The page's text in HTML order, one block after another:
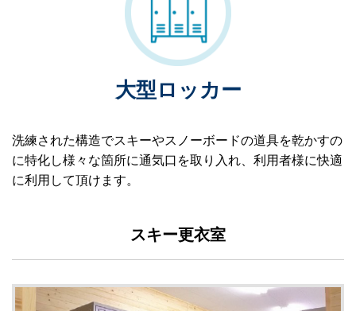
大型ロッカー
洗練された構造でスキーやスノーボードの道具を乾かすの
に特化し様々な箇所に通気口を取り入れ、利用者様に快適
に利用して頂けます。
スキー更衣室